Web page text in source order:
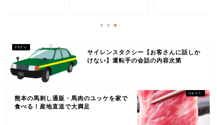
サイレンスタクシー【お客さんに話しか
けない】運転手の会話の内容次第
熊本の馬刺し通販・馬肉のユッケを家で
食べる！産地直送で大満足